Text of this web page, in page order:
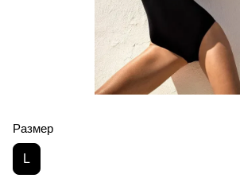
Размер
L